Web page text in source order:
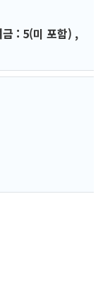
: 5(미 포함) ,